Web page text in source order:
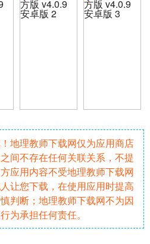
地理教师下载网仅为应用商店
间不存在任何关联关系，不提
应用内容不受地理教师下载网
让您下载，在使用应用时提高
判断；地理教师下载网不为因
为承担任何责任。